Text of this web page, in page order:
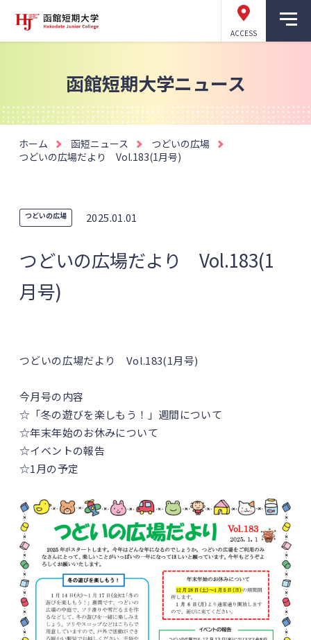
ACCESS
函館短期大学ニュース
ホーム 函短ニュース
つどいの広場
つどいの広場だより Vol.183(1月号)
つどいの広場 2025.01.01
つどいの広場だより Vol.183(1
月号)
つどいの広場だより Vol.183(1月号)
今月号の内容
☆「冬の遊びを楽しもう！」週間について
☆年末年始のお休みについて
☆イベントの報告
☆1月の予定